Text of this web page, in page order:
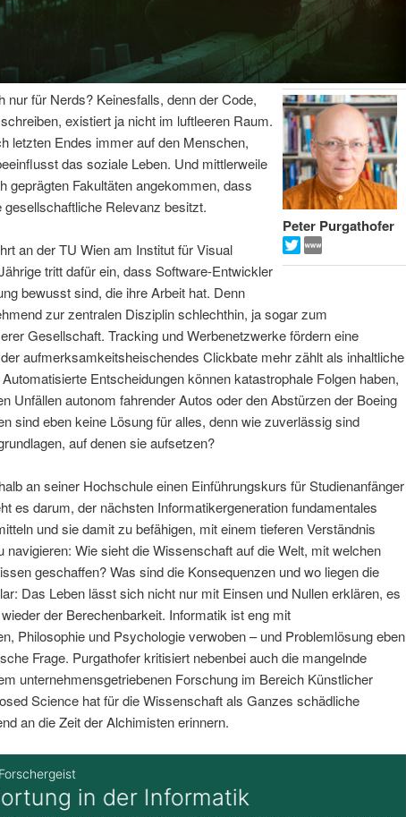
Peter Purgathofer
nur für Nerds? Keinesfalls, denn der Code,
existiert ja nicht im luftleeren Raum.
letzten Endes immer auf den Menschen,
das soziale Leben. Und mittlerweile
geprägten Fakultäten angekommen, dass
gesellschaftliche Relevanz besitzt.
an der TU Wien am Institut für Visual
tritt dafür ein, dass Software-Entwickler
bewusst sind, die ihre Arbeit hat. Denn
zur zentralen Disziplin schlechthin, ja sogar zum
Gesellschaft. Tracking und Werbenetzwerke fördern eine
aufmerksamkeitsheischendes Clickbate mehr zählt als inhaltliche
Entscheidungen können katastrophale Folgen haben,
Unfällen autonom fahrender Autos oder den Abstürzen der Boeing
sind eben keine Lösung für alles, denn wie zuverlässig sind
auf denen sie aufsetzen?
an seiner Hochschule einen Einführungskurs für Studienanfänger
es darum, der nächsten Informatikergeneration fundamentales
und sie damit zu befähigen, mit einem tieferen Verständnis
navigieren: Wie sieht die Wissenschaft auf die Welt, mit welchen
geschaffen? Was sind die Konsequenzen und wo liegen die
Das Leben lässt sich nicht nur mit Einsen und Nullen erklären, es
der Berechenbarkeit. Informatik ist eng mit
Philosophie und Psychologie verwoben – und Problemlösung eben
Frage. Purgathofer kritisiert nebenbei auch die mangelnde
unternehmensgetriebenen Forschung im Bereich Künstlicher
Science hat für die Wissenschaft als Ganzes schädliche
an die Zeit der Alchimisten erinnern.